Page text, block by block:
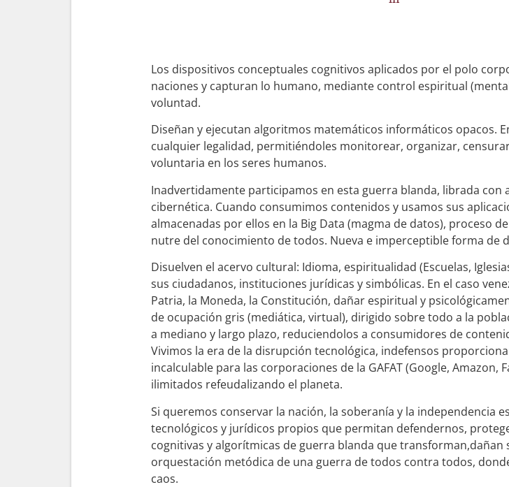
Los dispositivos conceptuales cognitivos aplicados por el polo
naciones y capturan lo humano, mediante control espiritual
voluntad.
Diseñan y ejecutan algoritmos matemáticos informáticos opacos.
cualquier legalidad, permitiéndoles monitorear, organizar,
voluntaria en los seres humanos.
Inadvertidamente participamos en esta guerra blanda, librada con
cibernética. Cuando consumimos contenidos y usamos sus
almacenadas por ellos en la Big Data (magma de datos), proceso
nutre del conocimiento de todos. Nueva e imperceptible forma de
Disuelven el acervo cultural: Idioma, espiritualidad (Escuelas,
sus ciudadanos, instituciones jurídicas y simbólicas. En el caso
Patria, la Moneda, la Constitución, dañar espiritual y
de ocupación gris (mediática, virtual), dirigido sobre todo a la
a mediano y largo plazo, reduciendolos a consumidores de
Vivimos la era de la disrupción tecnológica, indefensos
incalculable para las corporaciones de la GAFAT (Google,
ilimitados refeudalizando el planeta.
Si queremos conservar la nación, la soberanía y la independencia
tecnológicos y jurídicos propios que permitan defendernos,
cognitivas y algorítmicas de guerra blanda que
orquestación metódica de una guerra de todos contra todos,
caos.